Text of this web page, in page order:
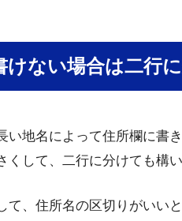
ない場合は二行
い地名によって住所欄に書
して、二行に分けても構い
て、住所名の区切りがいい